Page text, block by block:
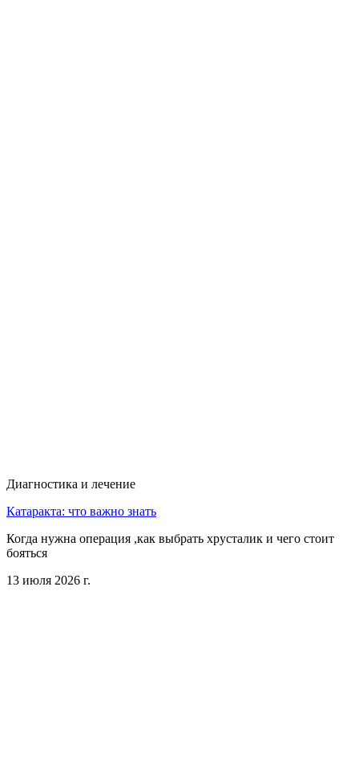
Диагностика и лечение
Катаракта: что важно знать
Когда нужна операция ,как выбрать хрусталик и чего стоит
бояться
13 июля 2026 г.